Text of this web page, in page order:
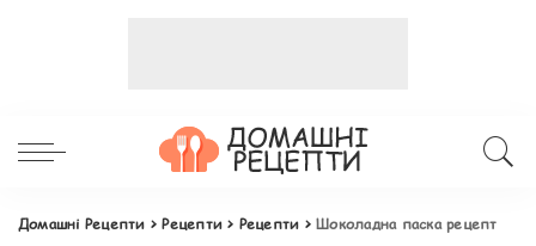
Домашні Рецепти >Рецепти > Рецепти >Шоколадна паска рецепт